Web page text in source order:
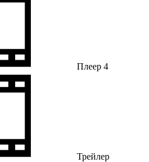
Плеер 4
Трейлер